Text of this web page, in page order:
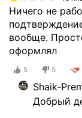
Ничего не
вообще.
оформлял
5 5
Shaik-
Добрый